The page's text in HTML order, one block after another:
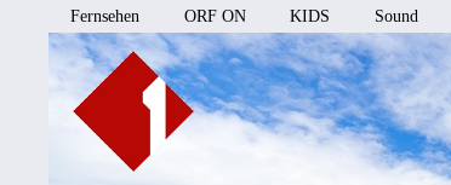
Fernsehen ORF ON KIDS Sound